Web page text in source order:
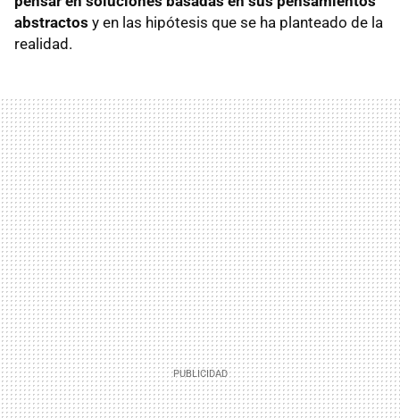
abstractos y en las hipótesis que se ha planteado de la
realidad.